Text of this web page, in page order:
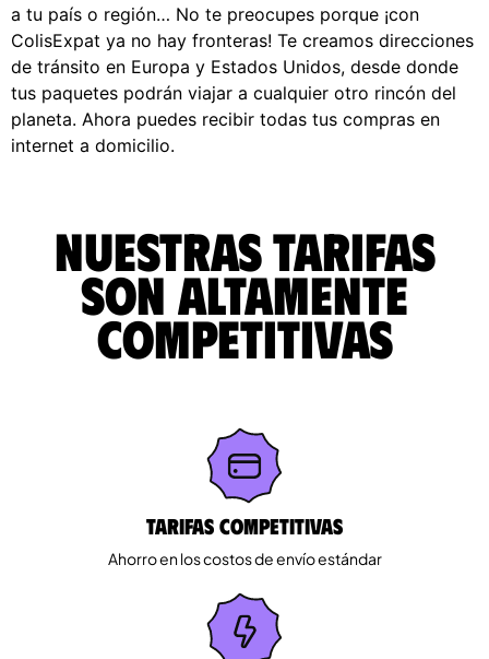
a tu país o región… No te preocupes porque ¡con
ColisExpat ya no hay fronteras! Te creamos direcciones
de tránsito en Europa y Estados Unidos, desde donde
tus paquetes podrán viajar a cualquier otro rincón del
planeta. Ahora puedes recibir todas tus compras en
internet a domicilio.
Nuestras tarifas
son altamente
competitivas
Tarifas competitivas
Ahorro en los costos de envío estándar